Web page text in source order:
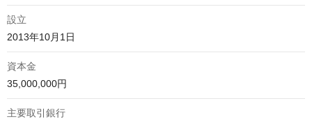
設立
2013年10月1日
資本金
35,000,000円
主要取引銀行